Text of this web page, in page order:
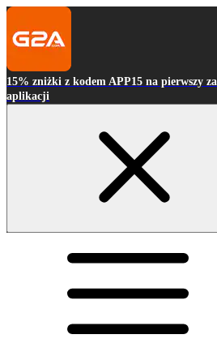
15% zniżki z kodem APP15 na pierwszy
aplikacji